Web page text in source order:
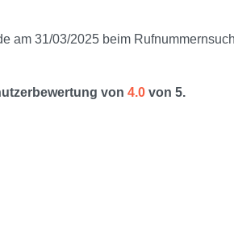
am 31/03/2025 beim
von 4.0 von 5.